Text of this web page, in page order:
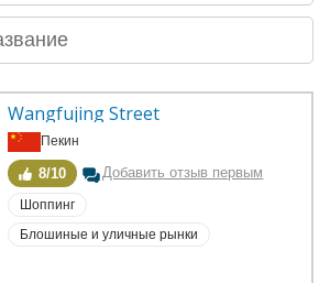
Wangfujing Street
Пекин
8/10 Добавить отзыв первым
Шоппинг
Блошиные и уличные рынки